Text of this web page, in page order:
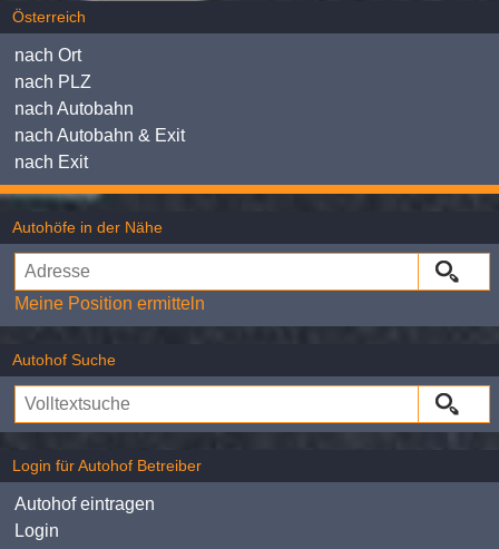
Österreich
nach Ort
nach PLZ
nach Autobahn
nach Autobahn & Exit
nach Exit
Autohöfe in der Nähe
Meine Position ermitteln
Autohof Suche
Login für Autohof Betreiber
Autohof eintragen
Login